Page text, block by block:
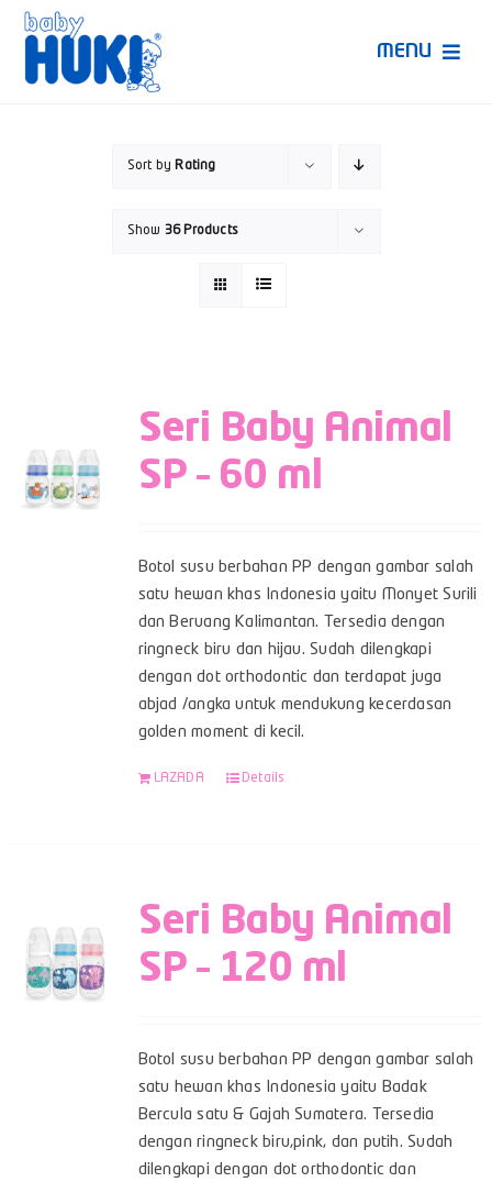
Skip
content
MENU
Sort by Rating
Show 36 Products
Seri Baby Animal
SP – 60 ml
Botol susu berbahan PP dengan gambar salah
satu hewan khas Indonesia yaitu Monyet Surili
dan Beruang Kalimantan. Tersedia dengan
ringneck biru dan hijau. Sudah dilengkapi
dengan dot orthodontic dan terdapat juga
abjad /angka untuk mendukung kecerdasan
golden moment di kecil.
LAZADA Details
Seri Baby Animal
SP – 120 ml
Botol susu berbahan PP dengan gambar salah
satu hewan khas Indonesia yaitu Badak
Bercula satu & Gajah Sumatera. Tersedia
dengan ringneck biru,pink, dan putih. Sudah
dilengkapi dengan dot orthodontic dan